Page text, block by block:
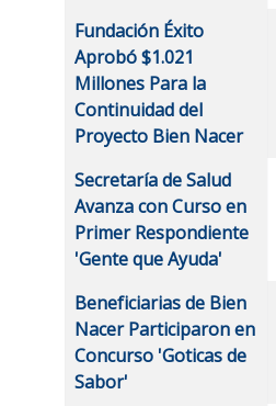
Fundación Éxito
Aprobó $1.021
Millones Para la
Continuidad del
Proyecto Bien Nacer
Secretaría de Salud
Avanza con Curso en
Primer Respondiente
'Gente que Ayuda'
Beneficiarias de Bien
Nacer Participaron en
Concurso 'Goticas de
Sabor'